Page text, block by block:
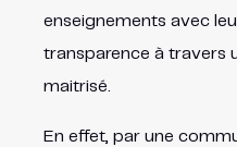
enseignements avec
transparence à travers
maitrisé.
En effet, par une